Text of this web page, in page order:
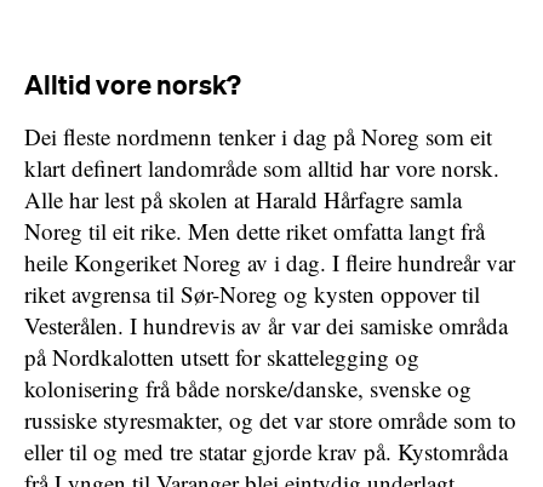
Alltid vore norsk?
Dei fleste nordmenn tenker i dag på Noreg som eit
klart definert landområde som alltid har vore norsk.
Alle har lest på skolen at Harald Hårfagre samla
Noreg til eit rike. Men dette riket omfatta langt frå
heile Kongeriket Noreg av i dag. I fleire hundreår var
riket avgrensa til Sør-Noreg og kysten oppover til
Vesterålen. I hundrevis av år var dei samiske områda
på Nordkalotten utsett for skattelegging og
kolonisering frå både norske/danske, svenske og
russiske styresmakter, og det var store område som to
eller til og med tre statar gjorde krav på. Kystområda